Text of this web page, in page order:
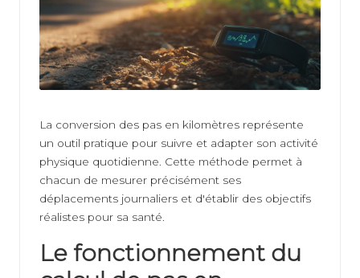
La conversion des pas en kilomètres représente
un outil pratique pour suivre et adapter son activité
physique quotidienne. Cette méthode permet à
chacun de mesurer précisément ses
déplacements journaliers et d'établir des objectifs
réalistes pour sa santé.
Le fonctionnement du